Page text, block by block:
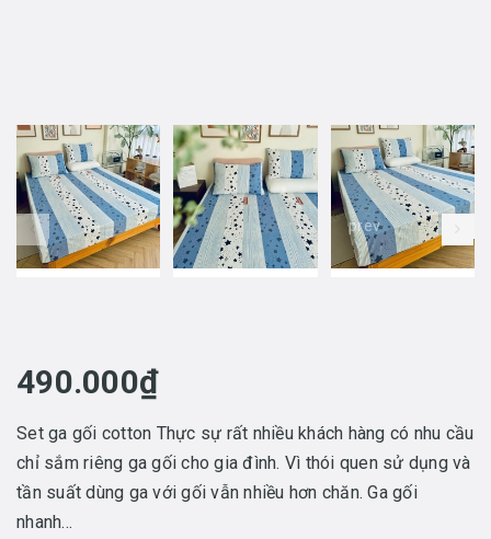
prev
490.000₫
Set ga gối cotton Thực sự rất nhiều khách hàng có nhu cầu
chỉ sắm riêng ga gối cho gia đình. Vì thói quen sử dụng và
tần suất dùng ga với gối vẫn nhiều hơn chăn. Ga gối
nhanh...